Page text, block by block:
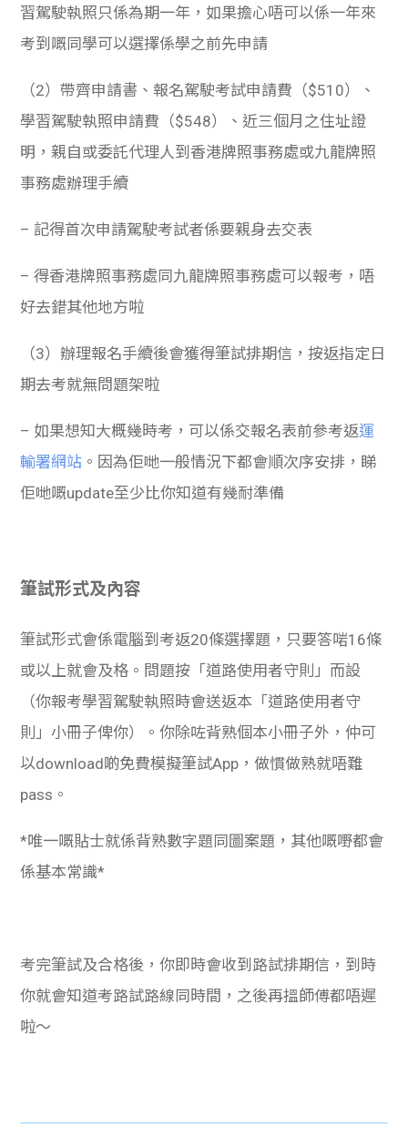
習駕駛執照只係為期一年，如果擔心唔可以係一年來
考到嘅同學可以選擇係學之前先申請
（2）帶齊申請書、報名駕駛考試申請費（$510）、
學習駕駛執照申請費（$548）、近三個月之住址證
明，親自或委託代理人到香港牌照事務處或九龍牌照
事務處辦理手續
– 記得首次申請駕駛考試者係要親身去交表
– 得香港牌照事務處同九龍牌照事務處可以報考，唔
好去錯其他地方啦
（3）辦理報名手續後會獲得筆試排期信，按返指定日
期去考就無問題架啦
– 如果想知大概幾時考，可以係交報名表前參考返運
輸署網站 。因為佢哋一般情況下都會順次序安排，睇
佢哋嘅update至少比你知道有幾耐準備
筆試形式及內容
筆試形式會係電腦到考返20條選擇題，只要答啱16條
或以上就會及格。問題按「道路使用者守則」而設
（你報考學習駕駛執照時會送返本「道路使用者守
則」小冊子俾你）。你除咗背熟個本小冊子外，仲可
以download啲免費模擬筆試App，做慣做熟就唔難
pass。
*唯一嘅貼士就係背熟數字題同圖案題，其他嘅嘢都會
係基本常識*
考完筆試及合格後，你即時會收到路試排期信，到時
你就會知道考路試路線同時間，之後再搵師傅都唔遲
啦～